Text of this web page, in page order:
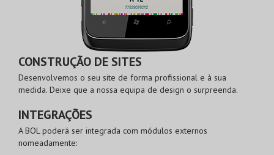
CONSTRUÇÃO DE SITES
Desenvolvemos o seu site de forma profissional e à sua
medida. Deixe que a nossa equipa de design o surpreenda.
INTEGRAÇÕES
A BOL poderá ser integrada com módulos externos
nomeadamente: